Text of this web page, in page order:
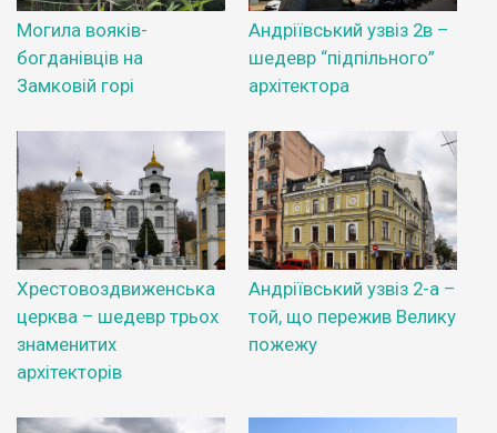
Могила вояків-
богданівців на
Замковій горі
Андріївський узвіз 2в –
шедевр “підпільного”
архітектора
Хрестовоздвиженська
церква – шедевр трьох
знаменитих
архітекторів
Андріївський узвіз 2-а –
той, що пережив Велику
пожежу